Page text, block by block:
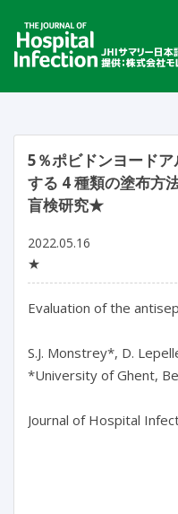
5％ポビドンヨード
する 4 種類の塗布方
盲検研究★
2022.05.16
★
Evaluation of the
S.J. Monstrey*, D.
*University of Ghent,
Journal of Hospital